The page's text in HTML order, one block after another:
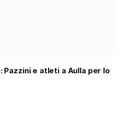
Pazzini e atleti a Aulla per lo